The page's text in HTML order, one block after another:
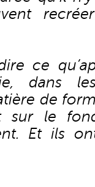
ce
dans
de
sur le
Et ils